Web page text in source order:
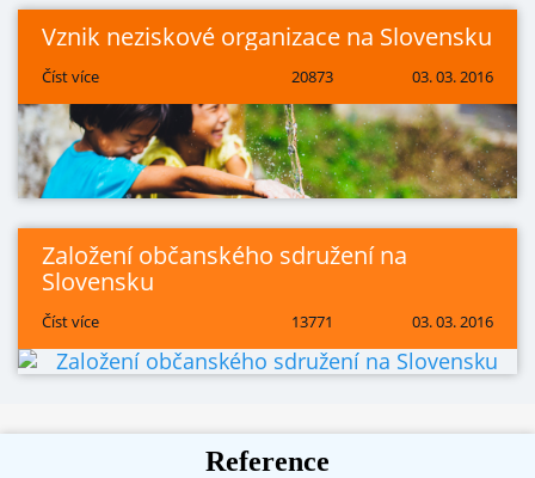
Vznik neziskové organizace na Slovensku
Číst více 20873 03. 03. 2016
Založení občanského sdružení na
Slovensku
Číst více 13771 03. 03. 2016
Reference